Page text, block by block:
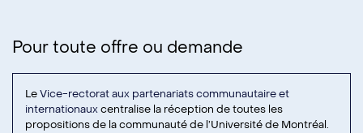
Pour toute offre ou demande
LeVice-rectorat aux partenariats communautaire et
internationauxcentralise la réception de toutes les
propositions de la communauté de l’Université de Montréal.